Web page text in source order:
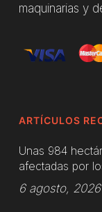
maquinarias y
ARTÍCULOS
Unas 984
afectadas por
6 agosto, 2026